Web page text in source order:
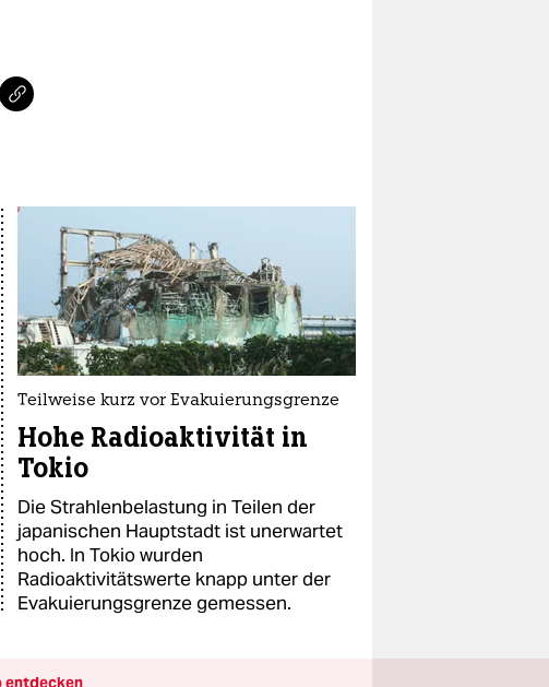
Teilweise kurz vor Evakuierungsgrenze
Hohe Radioaktivität in
Tokio
Die Strahlenbelastung in Teilen der
japanischen Hauptstadt ist unerwartet
hoch. In Tokio wurden
Radioaktivitätswerte knapp unter der
Evakuierungsgrenze gemessen.
entdecken